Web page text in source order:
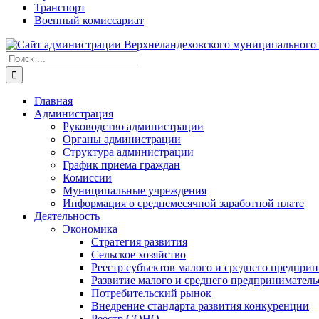
Транспорт
Военный комиссариат
Результат
поиска:
Главная
Администрация
Руководство администрации
Органы администрации
Структура администрации
График приема граждан
Комиссии
Муниципальные учреждения
Информация о среднемесячной заработной плате
Деятельность
Экономика
Стратегия развития
Сельское хозяйство
Реестр субъектов малого и среднего
Развитие малого и среднего
Потребительский рынок
Внедрение стандарта развития конкуренции